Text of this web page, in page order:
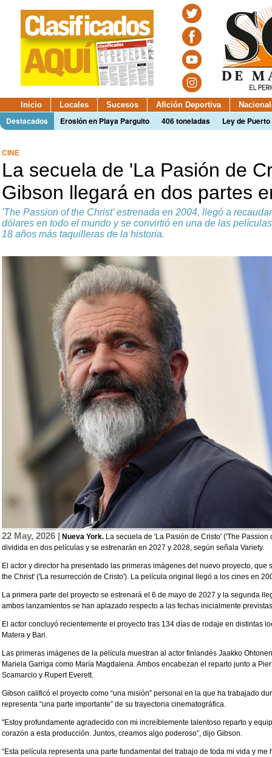
Inicio Locales Sucesos Afición Deportiva
Destacados Erosión en Playa Parguito 406 toneladas Ley de
CINE
La secuela de 'La Pasión de
Gibson llegará en dos partes
'The Passion of the Christ' estrenada en 2004, llegó a
dólares en todo el mundo y se convirtió en una de las
18 años más taquilleras de la historia.
22 May, 2026 | Nueva York. La secuela de 'La Pasión de Cristo' ('The
dividida en dos películas y se estrenarán en 2027 y 2028, según señala Variety.
El actor y director ha presentado las primeras imágenes del nuevo proyecto, que
the Christ' ('La resurrección de Cristo'). La película original llegó a los cines en
La primera parte del proyecto se estrenará el 6 de mayo de 2027 y la segunda
ambos lanzamientos se han aplazado respecto a las fechas inicialmente
El actor concluyó recientemente el proyecto tras 134 días de rodaje en distintas
Matera y Bari.
Las primeras imágenes de la película muestran al actor finlandés Jaakko
Mariela Garriga como María Magdalena. Ambos encabezan el reparto junto a
Scamarcio y Rupert Everett.
Gibson calificó el proyecto como “una misión” personal en la que ha trabajado
representa “una parte importante” de su trayectoria cinematográfica.
"Estoy profundamente agradecido con mi increíblemente talentoso reparto y
corazón a esta producción. Juntos, creamos algo poderoso”, dijo Gibson.
“Esta película representa una parte fundamental del trabajo de toda mi vida y